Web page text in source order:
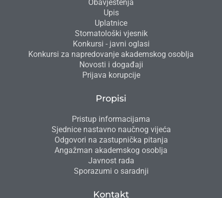
Obavještenja
Upis
Uplatnice
Stomatološki vjesnik
Konkursi - javni oglasi
Konkursi za napredovanje akademskog osoblja
Novosti i događaji
Prijava korupcije
Propisi
Pristup informacijama
Sjednice nastavno naučnog vijeća
Odgovori na zastupnička pitanja
Angažman akademskog osoblja
Javnost rada
Sporazumi o saradnji
Kontakt